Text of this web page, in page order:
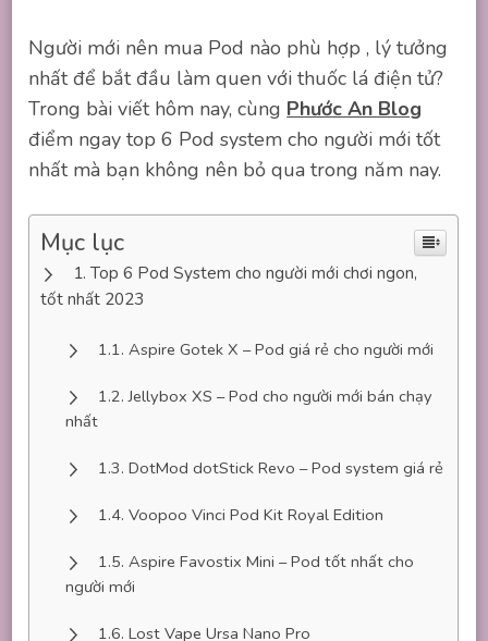
Người mới nên mua Pod nào phù hợp , lý tưởng
nhất để bắt đầu làm quen với thuốc lá điện tử?
Trong bài viết hôm nay, cùng Phước An Blog
điểm ngay top 6 Pod system cho người mới tốt
nhất mà bạn không nên bỏ qua trong năm nay.
Mục lục
Top 6 Pod System cho người mới chơi ngon,
tốt nhất 2023
Aspire Gotek X – Pod giá rẻ cho người mới
Jellybox XS – Pod cho người mới bán chạy
nhất
DotMod dotStick Revo – Pod system giá rẻ
Voopoo Vinci Pod Kit Royal Edition
Aspire Favostix Mini – Pod tốt nhất cho
người mới
Lost Vape Ursa Nano Pro